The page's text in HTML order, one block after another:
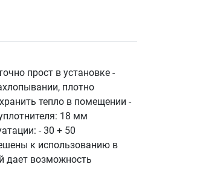
прост в установке -
плотно
тепло в помещении -
18 мм
- 30 + 50
к использованию в
дает возможность